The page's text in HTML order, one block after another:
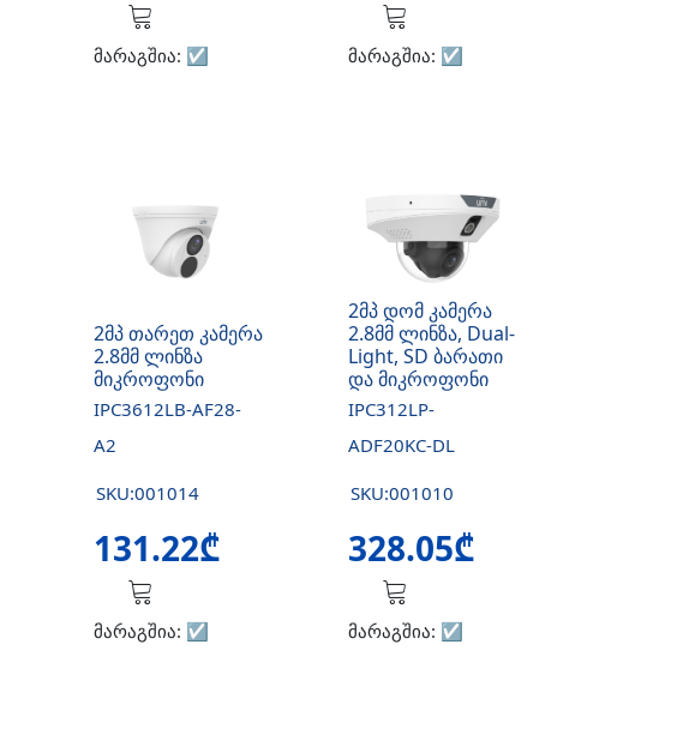
მარაგშია: ☑️ მარაგშია: ☑️
2მპ თარეთ კამერა
2.8მმ ლინზა
მიკროფონი
IPC3612LB-AF28-
A2
SKU:001014
131.22₾
მარაგშია: ☑️
2მპ დომ კამერა
2.8მმ ლინზა, Dual-
Light, SD ბარათი
და მიკროფონი
IPC312LP-
ADF20KC-DL
SKU:001010
328.05₾
მარაგშია: ☑️